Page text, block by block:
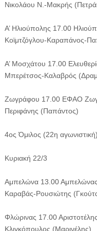
Νικολάου Ν.-Μακρής
Α’ Ηλιούπολης 17.00
Κοϊμτζόγλου-Καραπάνος-
Α’ Μοσχάτου 17.00
Μπερέτσος-Καλαβρός
Ζωγράφου 17.00 ΕΦΑΟ
Περιφάνης (Παπάντος)
4ος Όμιλος (22η αγωνιστική)
Κυριακή 22/3
Αμπελώνα 13.00
Καραβάς-Ρουσιώτης
Φλώρινας 17.00
Κλιγκόπουλος (Μαρινέλης)